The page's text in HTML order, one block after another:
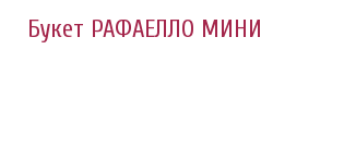
Букет РАФАЕЛЛО МИНИ